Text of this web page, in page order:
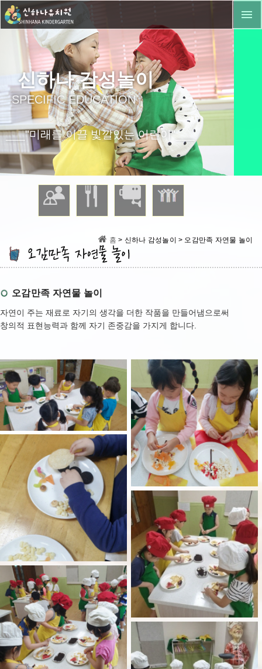
SPECIFIC EDUCATION
신하나 감성놀이
___"미래를 이끌 빛깔있는 어린이"___
홈 > 신하나 감성놀이 > 오감만족 자연물 놀이
오감만족 자연물 놀이
자연이 주는 재료로 자기의 생각을 더한 작품을 만들어냄으로써
창의적 표현능력과 함께 자기 존중감을 가지게 합니다.